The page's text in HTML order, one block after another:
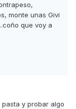
monte unas Givi
que voy a
y probar algo